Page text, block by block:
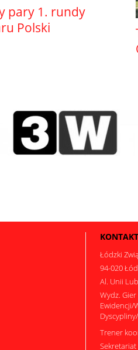
pary 1. rundy
Polski
KONTAKT
Łódzki
94-020
Al. Unii
Wydz. Gier
Ewidencji/
Trener
Sekretariat